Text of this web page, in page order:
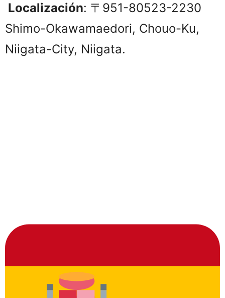
Localización: 〒951-80523-2230
Shimo-Okawamaedori, Chouo-Ku,
Niigata-City, Niigata.